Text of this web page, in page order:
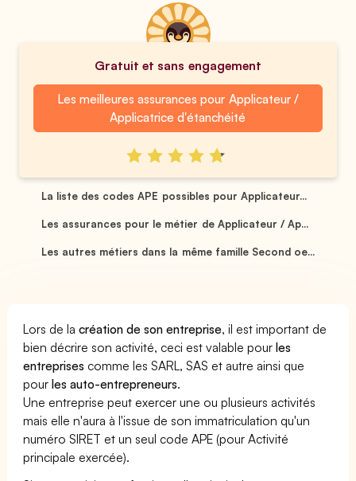
Gratuit et sans engagement
Les meilleures assurances pour Applicateur /
Applicatrice d'étanchéité
La liste des codes APE possibles pour Applicateur...
Les assurances pour le métier de Applicateur / Ap...
Les autres métiers dans la même famille Second oe...
Lors de lacréation de son entreprise, il est important de
bien décrire son activité, ceci est valable pourles
entreprises comme les SARL, SAS et autre ainsi que
pourles auto-entrepreneurs.
Une entreprise peut exercer une ou plusieurs activités
mais elle n'aura à l'issue de son immatriculation qu'un
numéro SIRET et un seul code APE (pour Activité
principale exercée).